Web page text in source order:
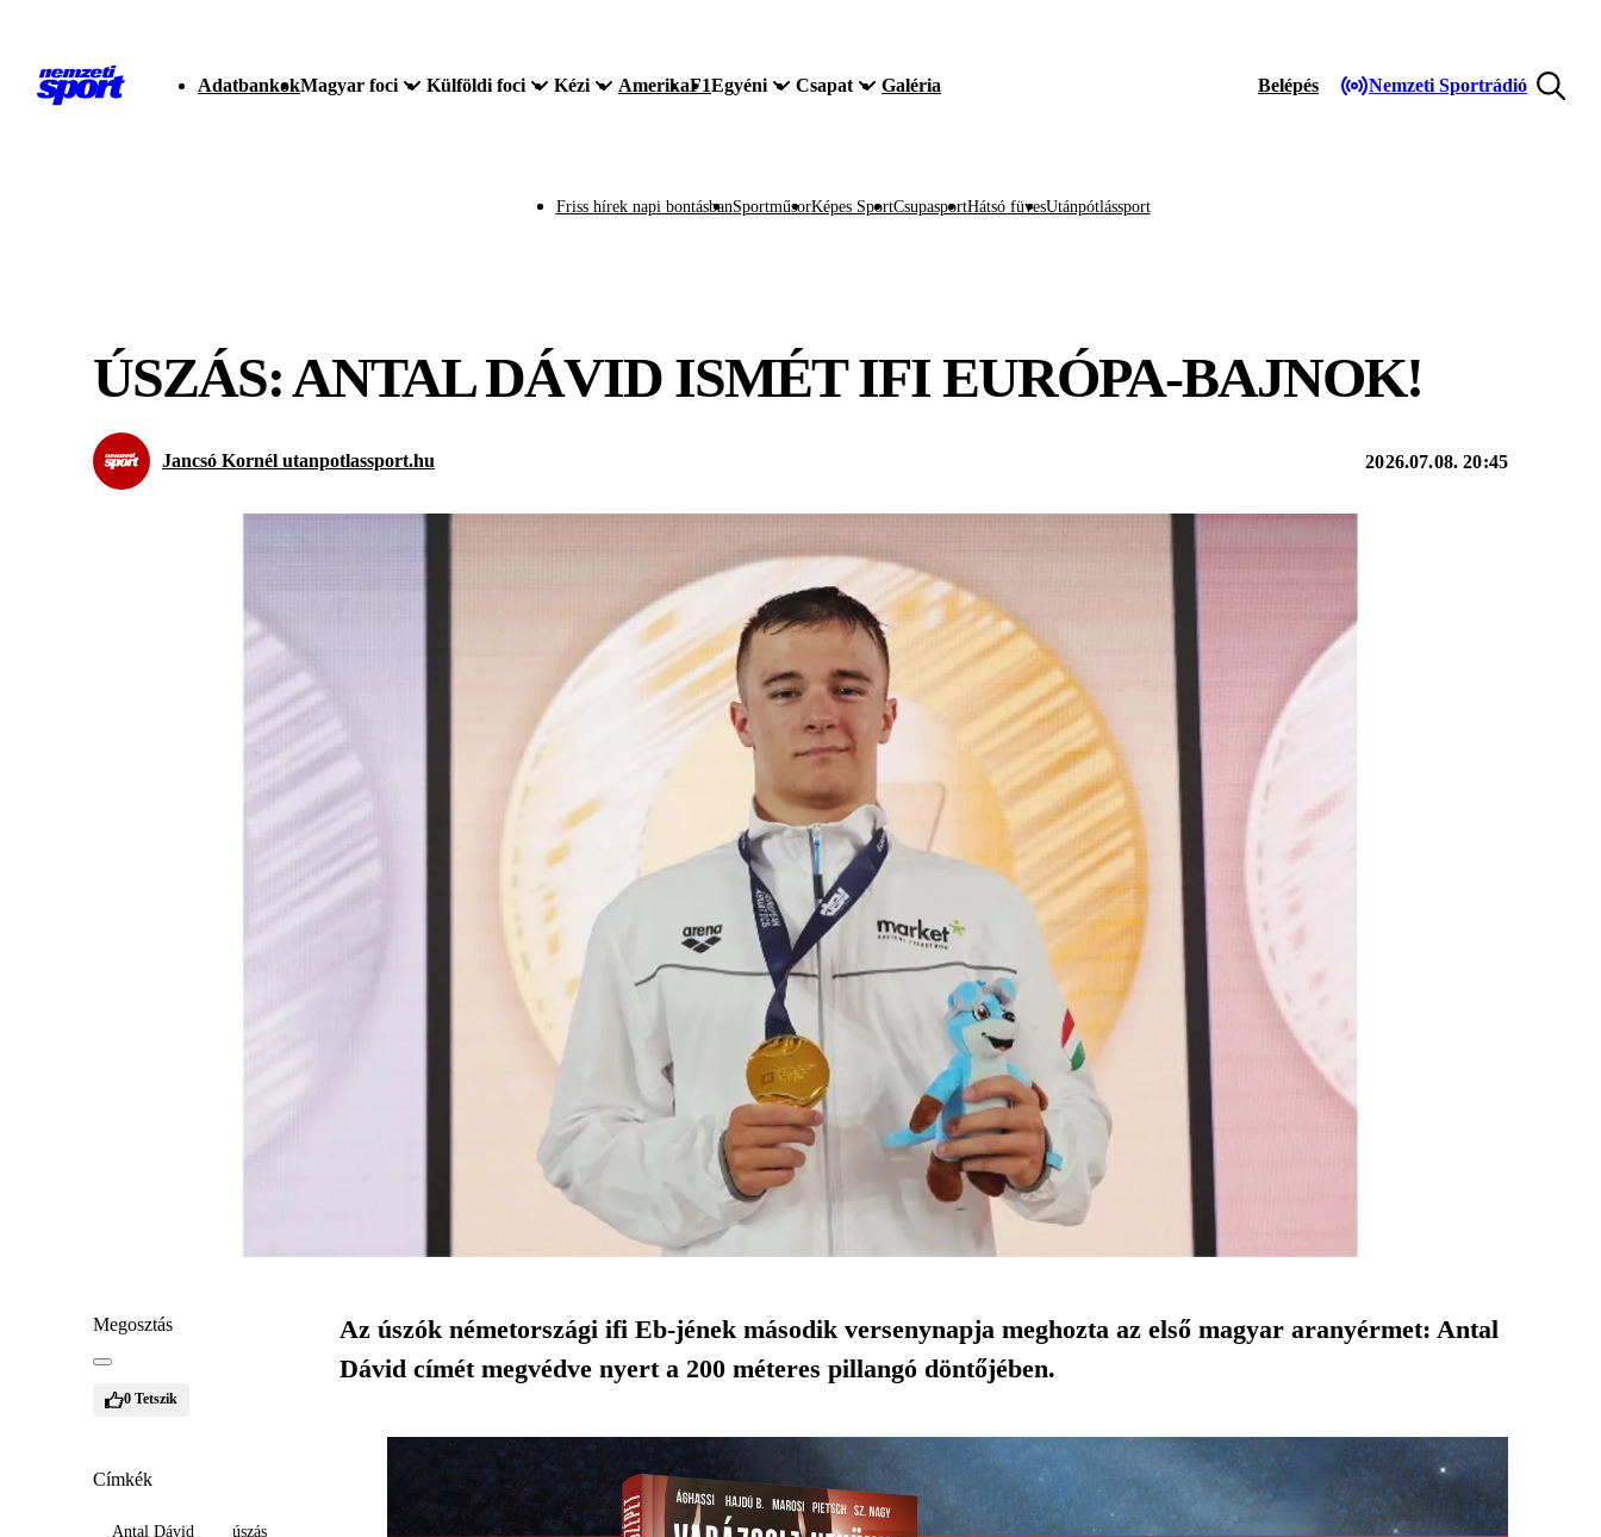
AdatbankokMagyar foci Külföldi foci Kézi AmerikaF1Egyéni Csapat Galéria Belépés Nemzeti Sportrádió
Friss hírek napi bontásbanSportműsorKépes SportCsupasportHátsó füvesUtánpótlássport
ÚSZÁS: ANTAL DÁVID ISMÉT IFI EURÓPA-BAJNOK!
Jancsó Kornél utanpotlassport.hu 2026.07.08. 20:45
Megosztás
0 Tetszik
Címkék
Antal Dávid úszás
Az úszók németországi ifi Eb-jének második versenynapja meghozta az első magyar aranyérmet: Antal
Dávid címét megvédve nyert a 200 méteres pillangó döntőjében.